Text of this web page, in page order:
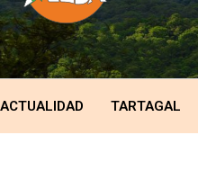
ACTUALIDAD TARTAGAL